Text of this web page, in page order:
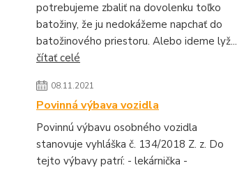
potrebujeme zbaliť na dovolenku toľko
batožiny, že ju nedokážeme napchať do
batožinového priestoru. Alebo ideme lyž...
čítať celé
08.11.2021
Povinná výbava vozidla
Povinnú výbavu osobného vozidla
stanovuje vyhláška č. 134/2018 Z. z. Do
tejto výbavy patrí: - lekárnička -